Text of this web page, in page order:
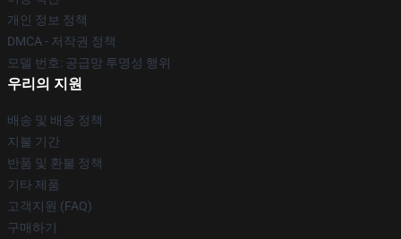
개인 정보 정책
DMCA - 저작권 정책
모델 번호: 공급망 투명성 행위
우리의 지원
배송 및 배송 정책
지불 기간
반품 및 환불 정책
기타 제품
고객지원 (FAQ)
구매하기